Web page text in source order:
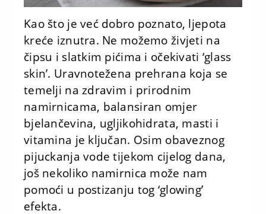
Kao što je već dobro poznato, ljepota
kreće iznutra. Ne možemo živjeti na
čipsu i slatkim pićima i očekivati ‘glass
skin’. Uravnotežena prehrana koja se
temelji na zdravim i prirodnim
namirnicama, balansiran omjer
bjelančevina, ugljikohidrata, masti i
vitamina je ključan. Osim obaveznog
pijuckanja vode tijekom cijelog dana,
još nekoliko namirnica može nam
pomoći u postizanju tog ‘glowing’
efekta.